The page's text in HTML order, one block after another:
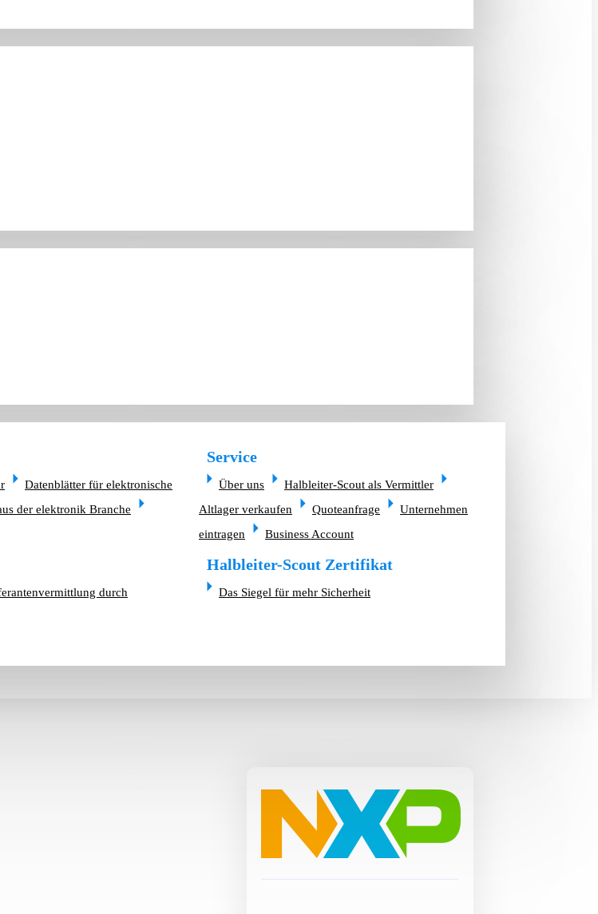
Datenblätter für elektronische
der elektronik Branche
Service
Über uns
Halbleiter-Scout als Vermittler
Altlager verkaufen
Quoteanfrage
Unternehmen
eintragen
Business Account
durch
Halbleiter-Scout Zertifikat
Das Siegel für mehr Sicherheit